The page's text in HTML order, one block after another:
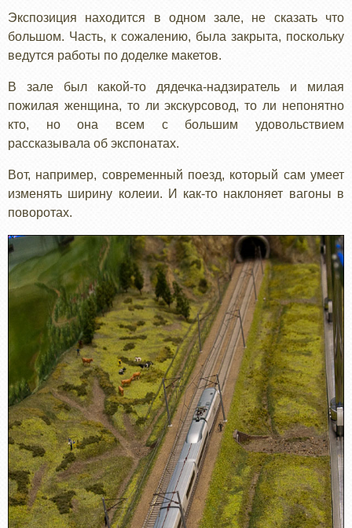
Экспозиция находится в одном зале, не сказать что
большом. Часть, к сожалению, была закрыта, поскольку
ведутся работы по доделке макетов.
В зале был какой-то дядечка-надзиратель и милая
пожилая женщина, то ли экскурсовод, то ли непонятно
кто, но она всем с большим удовольствием
рассказывала об экспонатах.
Вот, например, современный поезд, который сам умеет
изменять ширину колеии. И как-то наклоняет вагоны в
поворотах.